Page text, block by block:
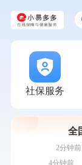
社保服务
全
7分钟前
刚刚
2分钟前
2分钟前
4分钟前